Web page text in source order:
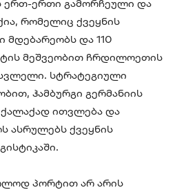
ერთ-ერთი გამორჩეული და
რომელიც ქვეყნის
და 110
მეშვეობით ჩრდილოეთის
სტრატეგიული
ჰამბურგი გერმანიის
ითვლება და
ასრულებს ქვეყნის
პორტით არ არის